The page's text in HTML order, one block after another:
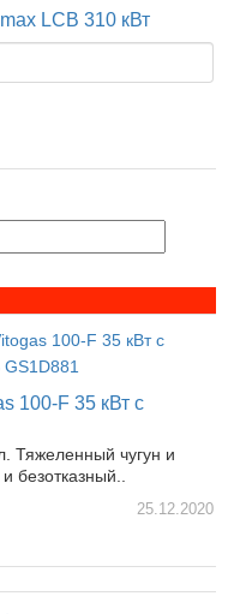
LCB 310 кВт
100-F 35 кВт c
Тяжеленный чугун и
безотказный..
25.12.2020